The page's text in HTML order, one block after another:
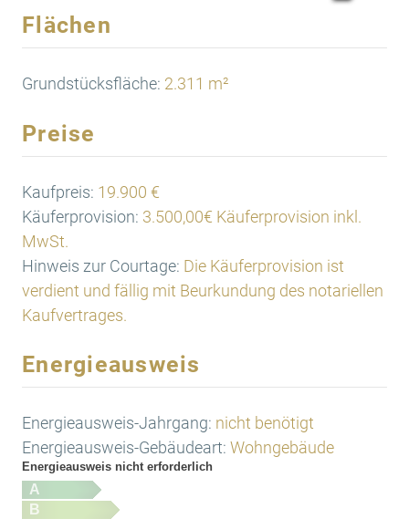
Flächen
Grundstücksfläche: 2.311 m²
Preise
Kaufpreis: 19.900 €
Käuferprovision: 3.500,00€ Käuferprovision inkl.
MwSt.
Hinweis zur Courtage: Die Käuferprovision ist
verdient und fällig mit Beurkundung des notariellen
Kaufvertrages.
Energieausweis
Energieausweis-Jahrgang: nicht benötigt
Energieausweis-Gebäudeart: Wohngebäude
Energieausweis nicht erforderlich
A
B